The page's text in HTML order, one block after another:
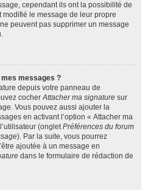
cependant ils ont la possibilité de
modifié le message de leur propre
peuvent pas supprimer un message
messages ?
depuis votre panneau de
cocherAttacher ma signature sur
Vous pouvez aussi ajouter la
en activant l’option « Attacher ma
(ongletPréférences du forum
). Par la suite, vous pourrez
ajoutée à un message en
dans le formulaire de rédaction de